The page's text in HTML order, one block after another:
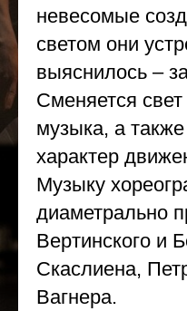
невесомые
светом они
выяснилось –
Сменяется
музыка, а
характер
Музыку
диаметрально
Вертинского и
Скаслиена,
Вагнера.